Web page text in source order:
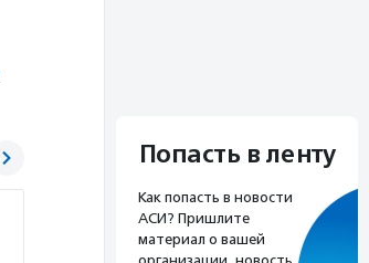
Благотворительный фонд Елены и
Фонд Тимченко — один из
Попасть в ленту
Как попасть в новости
АСИ? Пришлите
материал о вашей